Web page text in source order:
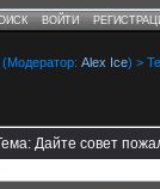
ВОЙТИ
(Модератор: Alex Ice) >
Дайте совет